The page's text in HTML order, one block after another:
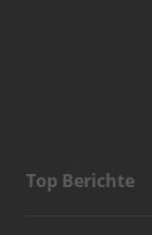
Top Berichte